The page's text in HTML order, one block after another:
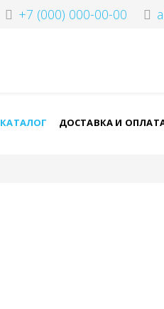
+7 (000) 000-00-00
КАТАЛОГ ДОСТАВКА И